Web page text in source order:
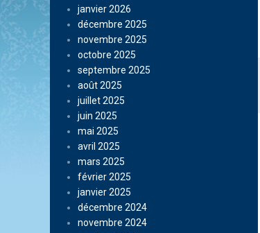
janvier 2026
décembre 2025
novembre 2025
octobre 2025
septembre 2025
août 2025
juillet 2025
juin 2025
mai 2025
avril 2025
mars 2025
février 2025
janvier 2025
décembre 2024
novembre 2024